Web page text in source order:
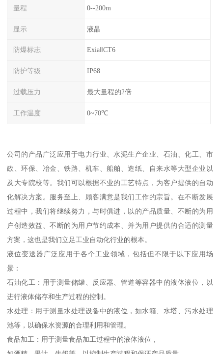
量程 0--200m
显示 液晶
防爆标志 ExiaⅡCT6
防护等级 IP68
过载压力 最大量程的2倍
工作温度 0~70℃
公司的产品广泛应用于电力行业、水泥生产企业、石油、化工、市
政、环保、冶金、铁路、机车、船舶、造纸、自来水等大型企业以
及大专院校等。我们可以根据不业的工艺特点，为客户提供的自动
化解决方案。服务至上、顾客满意是我们工作的宗旨。在不断发展
过程中，我们将继续努力，与时俱进，以的产品质量、不断的为用
户创造效益、不断的为用户节约成本、并为用户提供的合适的测量
方案，这也是我们立足工业自动化行业的根本。
液位变送器广泛应用于各个工业领域，包括但不限于以下应用场
景：
石油化工：用于测量储罐、反应器、管道等容器中的液体液位，以
进行液体储存和生产过程的控制。
水处理：用于测量水处理设备中的液位，如水箱、水塔、污水处理
池等，以确保水资源的合理利用和管理。
食品加工：用于测量食品加工过程中的液体液位，